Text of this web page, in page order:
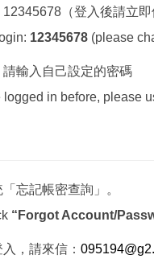
（登入後請立即
12345678 (please
請輸入自己設定的密碼
logged in before, please
忘記帳密查詢」。
“Forgot Account/
，請來信：